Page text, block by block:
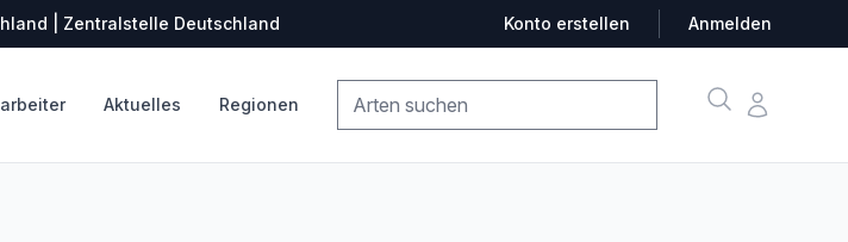
| Zentralstelle Deutschland Konto erstellen Anmelden
Aktuelles Regionen SucheKonto